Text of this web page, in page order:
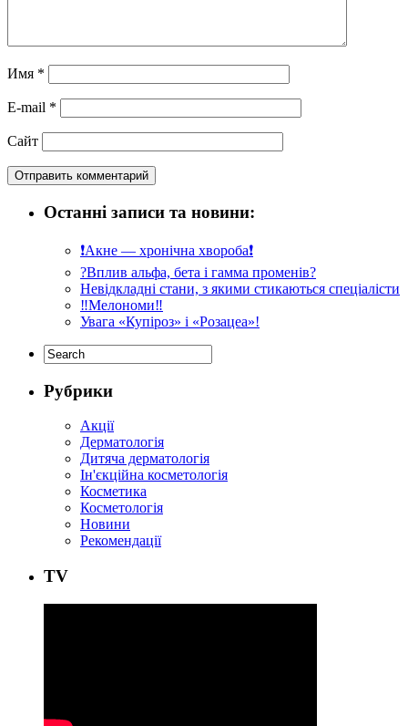
Имя *
E-mail *
Сайт
Останні записи та новини:
❗️Акне — хронічна хвороба❗️
?Вплив альфа, бета і гамма променів?
Невідкладні стани, з якими стикаються спеціалісти
‼️Мелономи‼️
Увага «Купіроз» і «Розацеа»!
Рубрики
Акції
Дерматологія
Дитяча дерматологія
Ін'єкційна косметологія
Косметика
Косметологія
Новини
Рекомендації
ТV